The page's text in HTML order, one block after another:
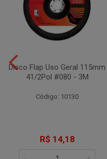
Disco Flap Uso Geral 115mm
41/2Pol #080 - 3M
Código: 10130
R$ 14,18